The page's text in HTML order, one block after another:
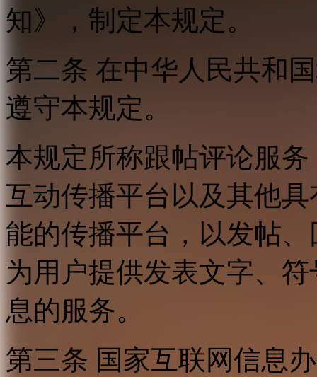
知》，制定本规定。
第二条 在中华人民共和
遵守本规定。
本规定所称跟帖评论服
互动传播平台以及其他
能的传播平台，以发帖
为用户提供发表文字、
息的服务。
第三条 国家互联网信息